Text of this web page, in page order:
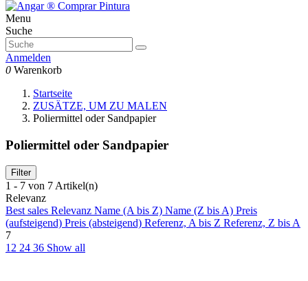
Menu
Suche
Anmelden
0 Warenkorb
Startseite
ZUSÄTZE, UM ZU MALEN
Poliermittel oder Sandpapier
Poliermittel oder Sandpapier
Filter
1 - 7 von 7 Artikel(n)
Relevanz
Best sales Relevanz Name (A bis Z) Name (Z bis A) Preis
(aufsteigend) Preis (absteigend) Referenz, A bis Z Referenz, Z bis A
7
12 24 36 Show all